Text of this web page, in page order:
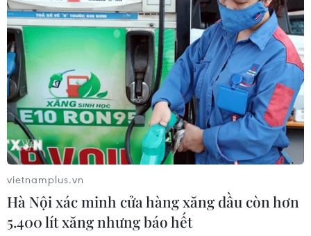
vietnamplus.vn
Hà Nội xác minh cửa hàng xăng dầu còn hơn
5.400 lít xăng nhưng báo hết